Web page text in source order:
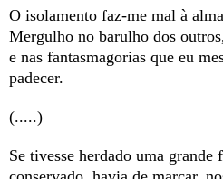
O isolamento faz-me mal à
Mergulho no barulho dos
e nas fantasmagorias que eu
padecer.
(.....)
Se tivesse herdado uma grande